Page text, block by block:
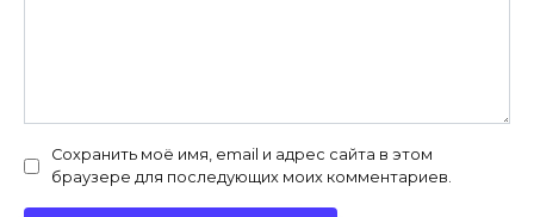
Сохранить моё имя, email и адрес сайта в этом
браузере для последующих моих комментариев.